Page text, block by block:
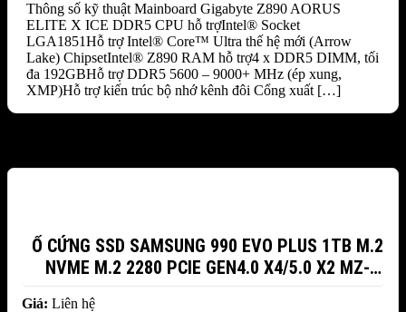
Thông số kỹ thuật Mainboard Gigabyte Z890 AORUS
ELITE X ICE DDR5 CPU hỗ trợIntel® Socket
LGA1851Hỗ trợ Intel® Core™ Ultra thế hệ mới (Arrow
Lake) ChipsetIntel® Z890 RAM hỗ trợ4 x DDR5 DIMM, tối
đa 192GBHỗ trợ DDR5 5600 – 9000+ MHz (ép xung,
XMP)Hỗ trợ kiến trúc bộ nhớ kênh đôi Cổng xuất […]
Ổ CỨNG SSD SAMSUNG 990 EVO PLUS 1TB M.2
NVME M.2 2280 PCIE GEN4.0 X4/5.0 X2 MZ-
V9S1T0BW
Giá: Liên hệ